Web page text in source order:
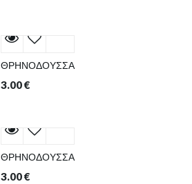
ΘΡΗΝΟΔΟΥΣΣΑ
3.00€
ΘΡΗΝΟΔΟΥΣΣΑ
3.00€